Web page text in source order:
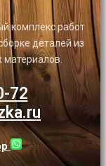
комплекс работ
деталей из
материалов.
72